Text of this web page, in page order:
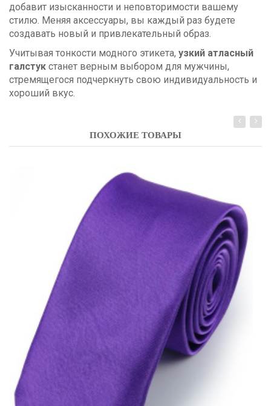
добавит изысканности и неповторимости вашему
стилю. Меняя аксессуары, вы каждый раз будете
создавать новый и привлекательный образ.
Учитывая тонкости модного этикета, узкий атласный
галстук станет верным выбором для мужчины,
стремящегося подчеркнуть свою индивидуальность и
хороший вкус.
ПОХОЖИЕ ТОВАРЫ